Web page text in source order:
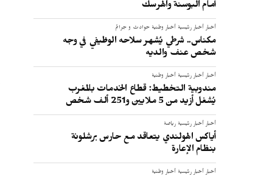
أمام البوسنة والهرسك
أخبار أخبار رئيسية أخبار وطنية حوادث و جرائم
مكناس.. شرطي يُشهر سلاحه الوظيفي في وجه
شخص عنف والديه
أخبار أخبار رئيسية أخبار وطنية
مندوبية التخطيط: قطاع الخدمات بالمغرب
يُشغل أزيد من 5 ملايين و251 ألف شخص
أخبار أخبار رئيسية رياضة
أياكس الهولندي يتعاقد مع حارس برشلونة
بنظام الإعارة
أخبار أخبار رئيسية أخبار وطنية